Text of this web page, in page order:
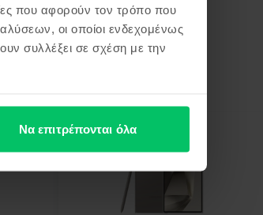
που αφορούν τον τρόπο που
οι οποίοι ενδεχομένως
συλλέξει σε σχέση με την
Να επιτρέπονται όλα
σου
- 41 €